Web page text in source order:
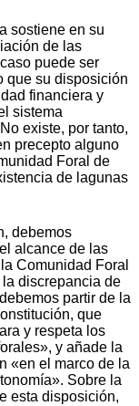
sostiene en su
de las
puede ser
que su disposición
financiera y
sistema
existe, por tanto,
precepto alguno
Foral de
de lagunas
debemos
alcance de las
Comunidad Foral
discrepancia de
partir de la
que
y respeta los
y añade la
«en el marco de la
Sobre la
esta disposición,